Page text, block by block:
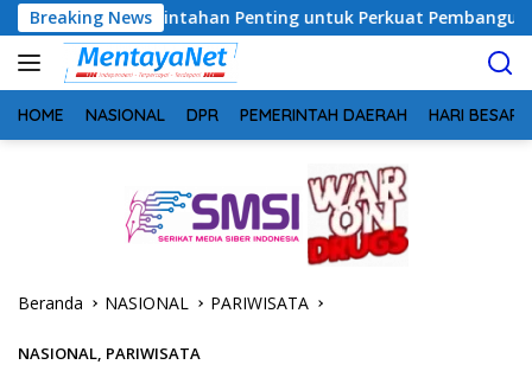
Langsung
ke
konten
Breaking News
Penting untuk Perkuat Pembangunan Desa
HOME NASIONAL DPR PEMERINTAH DAERAH HARI BESAR
Beranda NASIONAL PARIWISATA
NASIONAL, PARIWISATA